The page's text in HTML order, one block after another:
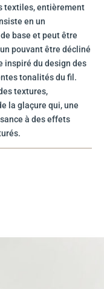
textiles, entièrement
en un
base et peut être
pouvant être décliné
inspiré du design des
tonalités du fil.
textures,
la glaçure qui, une
à des effets